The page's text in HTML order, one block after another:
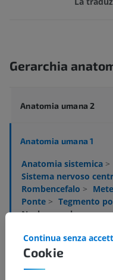
Gerarchia
Anatomia umana 2
Anatomia umana 1
Anatomia sistemica >
Sistema nervoso
Rombencefalo >
Ponte > Tegmento
Nucleo ceruleo
Strutture sottostanti:
soggiacenti per
Cookie
Continua senza